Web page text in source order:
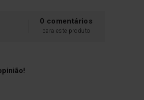
0 comentários
para este produto